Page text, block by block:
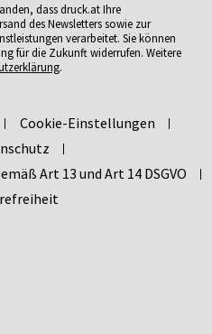
dass druck.at Ihre
des Newsletters sowie zur
verarbeitet. Sie können
für die Zukunft widerrufen. Weitere
.
Cookie-Einstellungen
Art 13 und Art 14 DSGVO